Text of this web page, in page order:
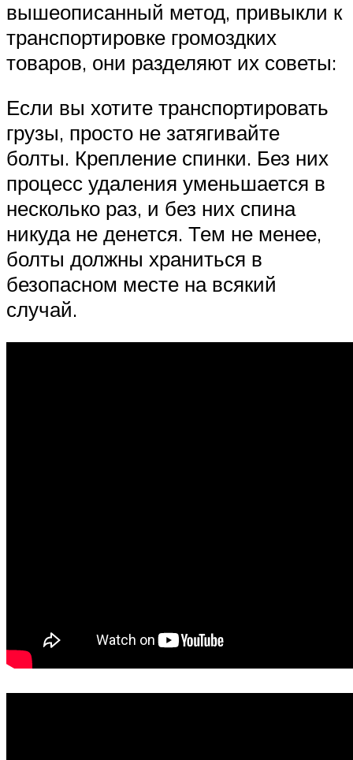
вышеописанный метод, привыкли к
транспортировке громоздких
товаров, они разделяют их советы:
Если вы хотите транспортировать
грузы, просто не затягивайте
болты. Крепление спинки. Без них
процесс удаления уменьшается в
несколько раз, и без них спина
никуда не денется. Тем не менее,
болты должны храниться в
безопасном месте на всякий
случай.